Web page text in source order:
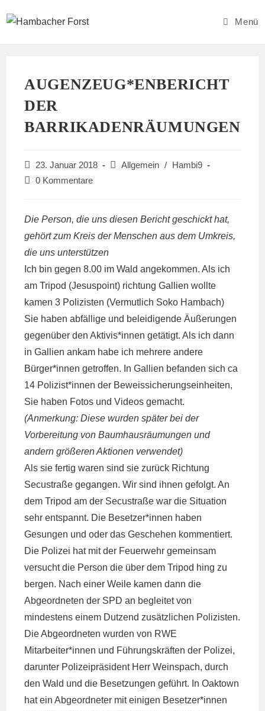
Inhalt
Menü
AUGENZEUG*ENBERICHT
DER
BARRIKADENRÄUMUNGEN
Beitrag
veröffentlicht:
23. Januar 2018
Beitrags-
Allgemein /
Hambi9
Beitrags-
0 Kommentare
Die Person, die uns diesen Bericht geschickt hat,
gehört zum Kreis der Menschen aus dem Umkreis,
die uns unterstützen
Ich bin gegen 8.00 im Wald angekommen. Als ich
am Tripod (Jesuspoint) richtung Gallien wollte
kamen 3 Polizisten (Vermutlich Soko Hambach)
Sie haben abfällige und beleidigende Äußerungen
gegenüber den Aktivis*innen getätigt. Als ich dann
in Gallien ankam habe ich mehrere andere
Bürger*innen getroffen. In Gallien befanden sich ca
14 Polizist*innen der Beweissicherungseinheiten,
Sie haben Fotos und Videos gemacht.
(Anmerkung: Diese wurden später bei der
Vorbereitung von Baumhausräumungen und
andern größeren Aktionen verwendet)
Als sie fertig waren sind sie zurück Richtung
Secustraße gegangen. Wir sind ihnen gefolgt. An
dem Tripod am der Secustraße war die Situation
sehr entspannt. Die Besetzer*innen haben
Gesungen und oder das Geschehen kommentiert.
Die Polizei hat mit der Feuerwehr gemeinsam
versucht die Person die über dem Tripod hing zu
bergen. Nach einer Weile kamen dann die
Abgeordneten der SPD an begleitet von
mindestens einem Dutzend zusätzlichen Polizisten.
Die Abgeordneten wurden von RWE
Mitarbeiter*innen und Führungskräften der Polizei,
darunter Polizeipräsident Herr Weinspach, durch
den Wald und die Besetzungen geführt. In Oaktown
hat ein Abgeordneter mit einigen Besetzer*innen